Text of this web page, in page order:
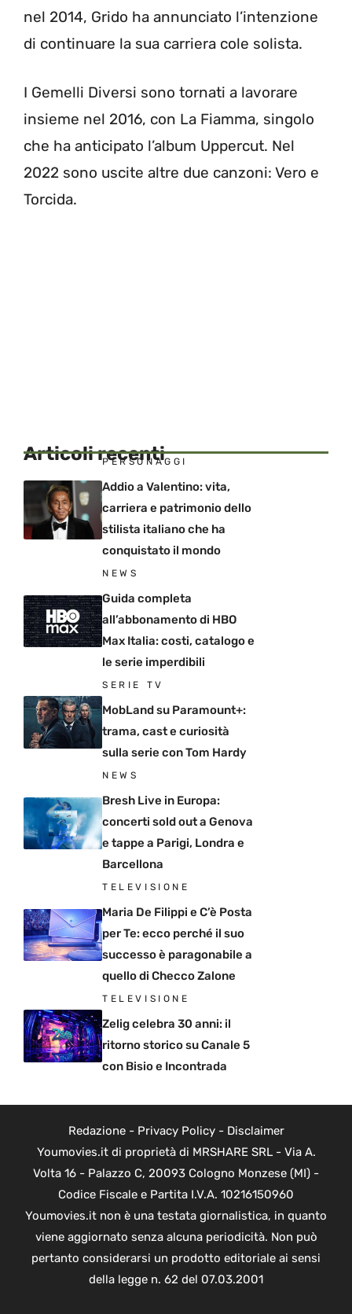
nel 2014, Grido ha annunciato l’intenzione
di continuare la sua carriera cole solista.
I Gemelli Diversi sono tornati a lavorare
insieme nel 2016, con La Fiamma, singolo
che ha anticipato l’album Uppercut. Nel
2022 sono uscite altre due canzoni: Vero e
Torcida.
Articoli recenti
PERSONAGGI
Addio a Valentino: vita,
carriera e patrimonio dello
stilista italiano che ha
conquistato il mondo
NEWS
Guida completa
all’abbonamento di HBO
Max Italia: costi, catalogo e
le serie imperdibili
SERIE TV
MobLand su Paramount+:
trama, cast e curiosità
sulla serie con Tom Hardy
NEWS
Bresh Live in Europa:
concerti sold out a Genova
e tappe a Parigi, Londra e
Barcellona
TELEVISIONE
Maria De Filippi e C’è Posta
per Te: ecco perché il suo
successo è paragonabile a
quello di Checco Zalone
TELEVISIONE
Zelig celebra 30 anni: il
ritorno storico su Canale 5
con Bisio e Incontrada
Redazione- Privacy Policy- Disclaimer
Youmovies.it di proprietà di MRSHARE SRL - Via A.
Volta 16 - Palazzo C, 20093 Cologno Monzese (MI) -
Codice Fiscale e Partita I.V.A. 10216150960
Youmovies.it non è una testata giornalistica, in quanto
viene aggiornato senza alcuna periodicità. Non può
pertanto considerarsi un prodotto editoriale ai sensi
della legge n. 62 del 07.03.2001